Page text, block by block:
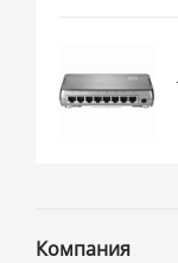
Компания